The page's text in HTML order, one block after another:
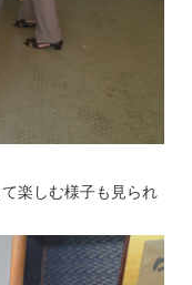
楽しむ様子も見られ